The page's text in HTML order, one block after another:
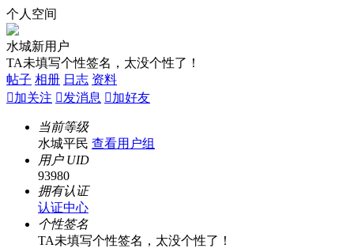
个人空间
水城新用户
TA未填写个性签名，太没个性了！
帖子 相册 日志 资料
加关注 发消息 加好友
当前等级
水城平民 查看用户组
用户 UID
93980
拥有认证
认证中心
个性签名
TA未填写个性签名，太没个性了！